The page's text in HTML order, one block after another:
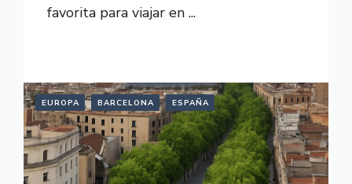
favorita para viajar en ...
EUROPA BARCELONA ESPAÑA